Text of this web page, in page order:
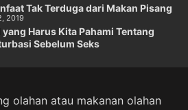
Tak Terduga dari Makan Pisang
2019
yang Harus Kita Pahami Tentang
Sebelum Seks
olahan atau makanan olahan